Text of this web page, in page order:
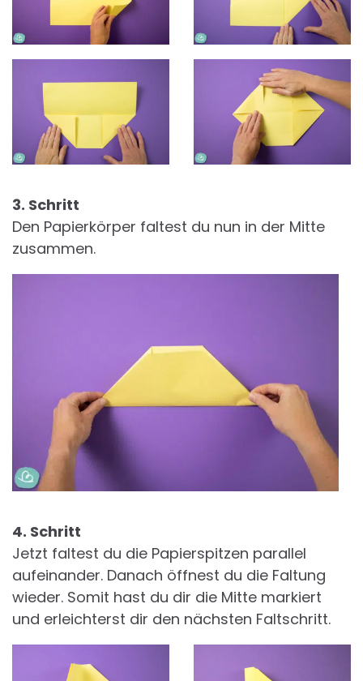
3. Schritt
Den Papierkörper faltest du nun in der Mitte
zusammen.
4. Schritt
Jetzt faltest du die Papierspitzen parallel
aufeinander. Danach öffnest du die Faltung
wieder. Somit hast du dir die Mitte markiert
und erleichterst dir den nächsten Faltschritt.